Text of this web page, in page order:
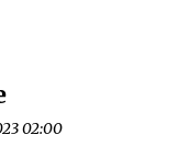
02:00